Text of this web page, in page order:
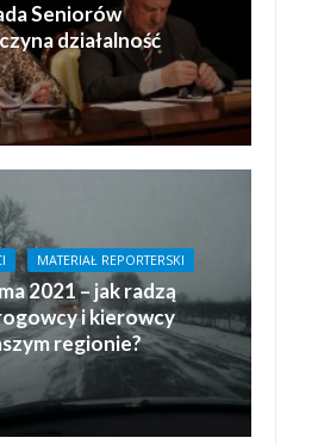
Seniorów
działalność
MATERIAŁ REPORTERSKI
2021 – jak radzą
i kierowcy
regionie?